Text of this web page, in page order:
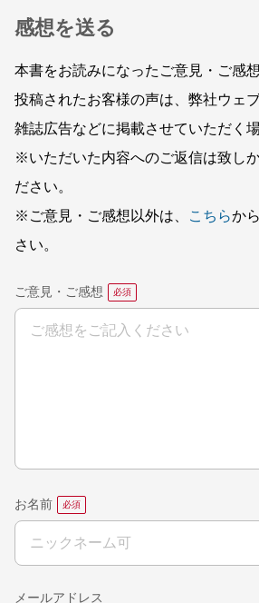
感想を送る
本書をお読みになったご意見・ご感
投稿されたお客様の声は、弊社ウェ
雑誌広告などに掲載させていただく
※いただいた内容へのご返信は致し
ださい。
※ご意見・ご感想以外は、
こちらか
さい。
ご意見・ご感想
お名前
メールアドレス